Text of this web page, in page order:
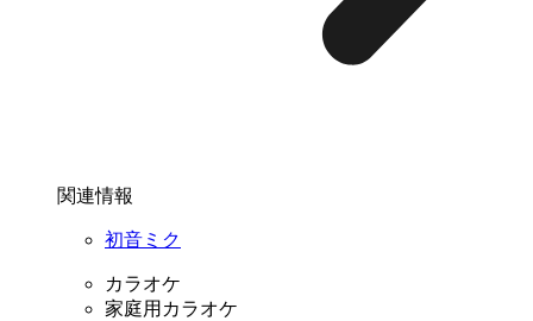
関連情報
初音ミク
カラオケ
家庭用カラオケ